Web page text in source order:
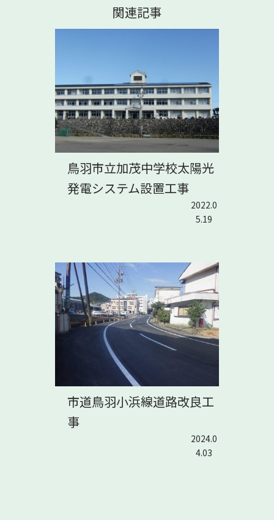
関連記事
鳥羽市立加茂中学校太陽光
発電システム設置工事
2022.0
5.19
市道鳥羽小浜線道路改良工
事
2024.0
4.03